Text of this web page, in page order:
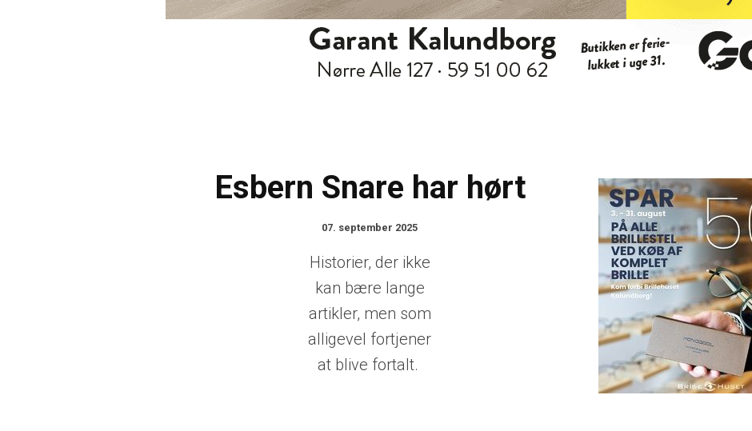
Esbern Snare har hørt
07. september 2025
Historier, der ikke
kan bære lange
artikler, men som
alligevel fortjener
at blive fortalt.